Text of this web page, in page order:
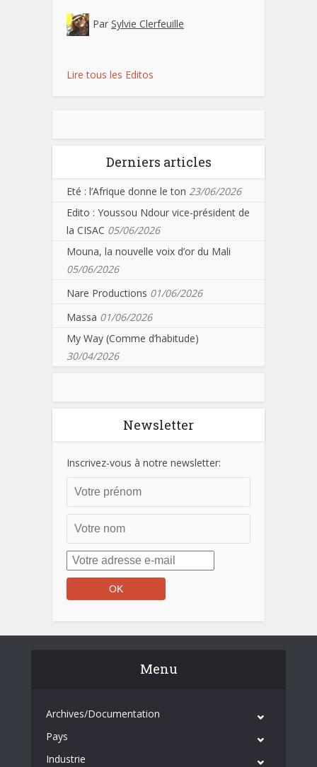
Par Sylvie Clerfeuille
Lire tous les Editos
Derniers articles
Eté : l’Afrique donne le ton 23/06/2026
Edito : Youssou Ndour vice-président de
la CISAC 05/06/2026
Mouna, la nouvelle voix d’or du Mali
05/06/2026
Nare Productions 01/06/2026
Massa 01/06/2026
My Way (Comme d’habitude)
30/04/2026
Newsletter
Inscrivez-vous à notre newsletter:
Menu
Archives/Documentation
Pays
Industrie